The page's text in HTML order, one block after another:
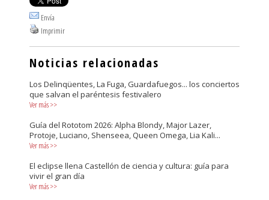
Envía
Imprimir
Noticias relacionadas
Los Delinqüentes, La Fuga, Guardafuegos... los conciertos
que salvan el paréntesis festivalero
Ver más>>
Guía del Rototom 2026: Alpha Blondy, Major Lazer,
Protoje, Luciano, Shenseea, Queen Omega, Lia Kali...
Ver más>>
El eclipse llena Castellón de ciencia y cultura: guía para
vivir el gran día
Ver más>>